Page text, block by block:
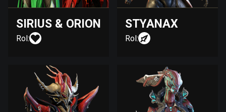
SIRIUS & ORION
Rol:
STYANAX
Rol: